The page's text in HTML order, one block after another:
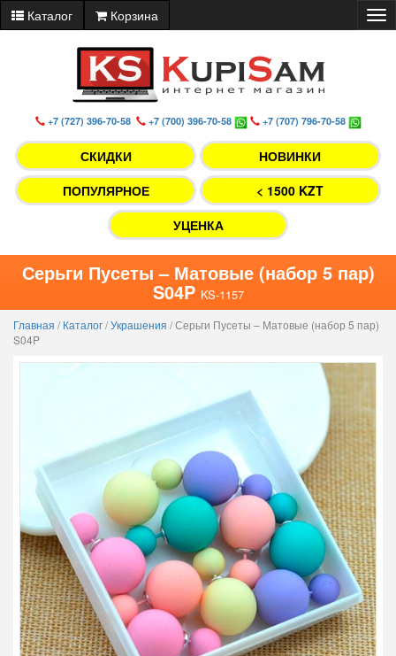
Каталог Корзина
+7 (727) 396-70-58 +7 (700) 396-70-58 +7 (707) 796-70-58
СКИДКИ
НОВИНКИ
ПОПУЛЯРНОЕ
< 1500 KZT
УЦЕНКА
Серьги Пусеты – Матовые (набор 5 пар)
S04P KS-1157
Главная /Каталог/Украшения /Серьги Пусеты – Матовые (набор 5 пар)
S04P